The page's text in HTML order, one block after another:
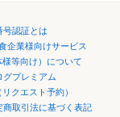
号認証とは
企業様向けサービス
等向け）について
グプレミアム
クエスト予約）
商取引法に基づく表記